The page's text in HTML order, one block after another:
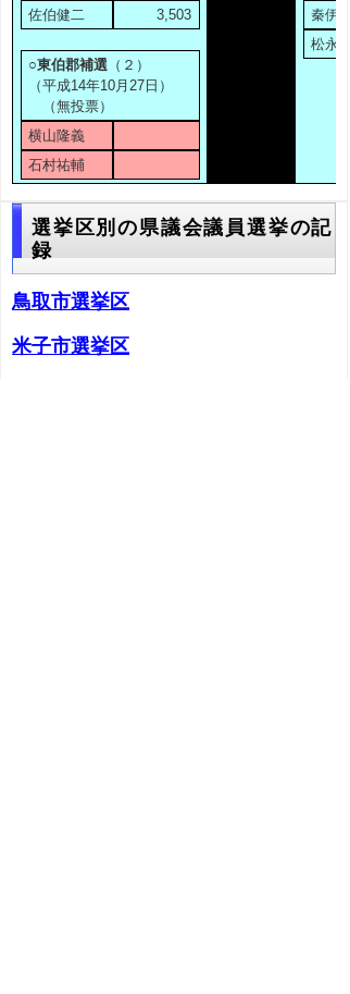
佐伯健二
3,503
○東伯郡補選 （２）
（平成14年10月27日）
（無投票）
横山隆義
石村祐輔
秦伊知
松永忠
選挙区別の県議会議員選挙の記
録
鳥取市選挙区
米子市選挙区